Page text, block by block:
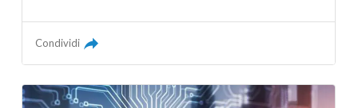
Condividi